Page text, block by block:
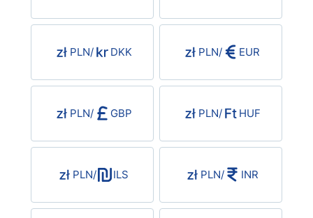
AUD/USDPLN/ DKK PLN/ EUR
PLN/ GBP PLN/ HUF
PLN/ ILS PLN/ INR